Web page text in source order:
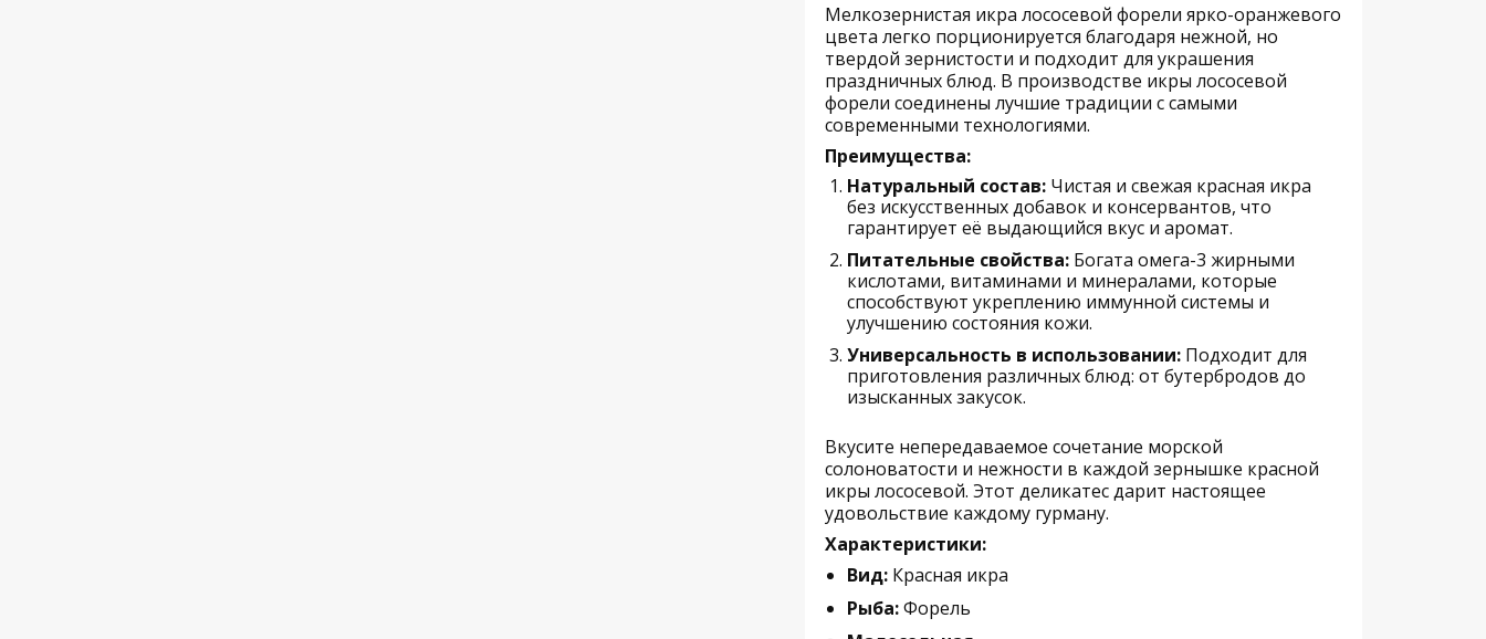
Мелкозернистая икра лососевой форели ярко-оранжевого
цвета легко порционируется благодаря нежной, но
твердой зернистости и подходит для украшения
праздничных блюд. В производстве икры лососевой
форели соединены лучшие традиции с самыми
современными технологиями.
Преимущества:
Натуральный состав: Чистая и свежая красная икра
без искусственных добавок и консервантов, что
гарантирует её выдающийся вкус и аромат.
Питательные свойства: Богата омега-3 жирными
кислотами, витаминами и минералами, которые
способствуют укреплению иммунной системы и
улучшению состояния кожи.
Универсальность в использовании: Подходит для
приготовления различных блюд: от бутербродов до
изысканных закусок.
Вкусите непередаваемое сочетание морской
солоноватости и нежности в каждой зернышке красной
икры лососевой. Этот деликатес дарит настоящее
удовольствие каждому гурману.
Характеристики:
Вид: Красная икра
Рыба:Форель